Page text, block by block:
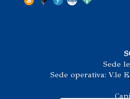
Sede
Sede operativa: V.le